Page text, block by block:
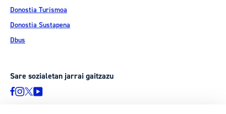
Donostia Turismoa
Donostia Sustapena
Dbus
Sare sozialetan jarrai gaitzazu